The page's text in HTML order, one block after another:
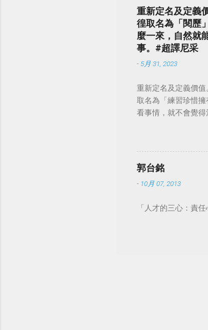
重新定名及定義
徨取名為「閱歷
麼一來，自然就
事。#超譯尼采
- 5月 31, 2023
重新定名及定義價
取名為「練習珍惜
看事情，就不會覺
郭台銘
- 10月 07, 2013
「人才的三心：責